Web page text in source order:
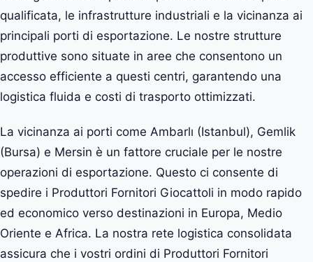
qualificata, le infrastrutture industriali e la vicinanza ai
principali porti di esportazione. Le nostre strutture
produttive sono situate in aree che consentono un
accesso efficiente a questi centri, garantendo una
logistica fluida e costi di trasporto ottimizzati.
La vicinanza ai porti come Ambarlı (Istanbul), Gemlik
(Bursa) e Mersin è un fattore cruciale per le nostre
operazioni di esportazione. Questo ci consente di
spedire i Produttori Fornitori Giocattoli in modo rapido
ed economico verso destinazioni in Europa, Medio
Oriente e Africa. La nostra rete logistica consolidata
assicura che i vostri ordini di Produttori Fornitori